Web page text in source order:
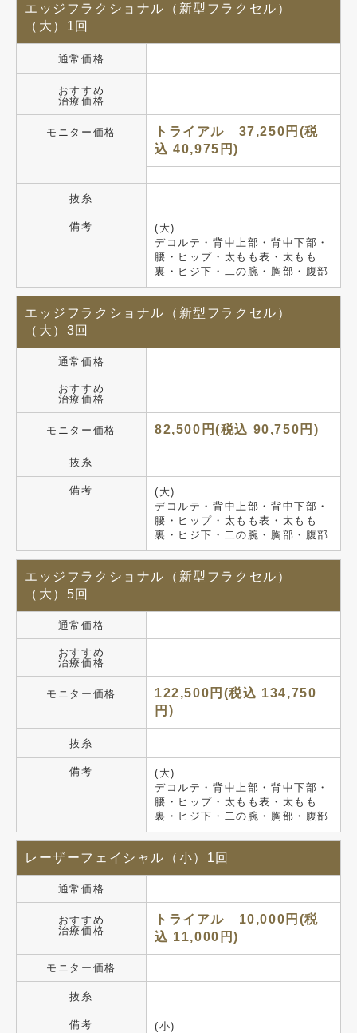
エッジフラクショナル（新型フラクセル）
（大）1回
通常価格
おすすめ
治療価格
モニター価格
トライアル 37,250円(税
込 40,975円)
抜糸
備考
(大)
デコルテ・背中上部・背中下部・
腰・ヒップ・太もも表・太もも
裏・ヒジ下・二の腕・胸部・腹部
エッジフラクショナル（新型フラクセル）
（大）3回
通常価格
おすすめ
治療価格
モニター価格 82,500円(税込 90,750円)
抜糸
備考
(大)
デコルテ・背中上部・背中下部・
腰・ヒップ・太もも表・太もも
裏・ヒジ下・二の腕・胸部・腹部
エッジフラクショナル（新型フラクセル）
（大）5回
通常価格
おすすめ
治療価格
モニター価格
122,500円(税込 134,750
円)
抜糸
備考
(大)
デコルテ・背中上部・背中下部・
腰・ヒップ・太もも表・太もも
裏・ヒジ下・二の腕・胸部・腹部
レーザーフェイシャル（小）1回
通常価格
おすすめ
治療価格
トライアル 10,000円(税
込 11,000円)
モニター価格
抜糸
備考
(小)